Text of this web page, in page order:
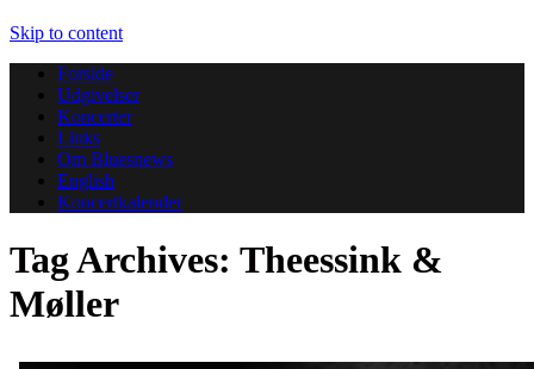
Skip to content
Forside
Udgivelser
Koncerter
Links
Om Bluesnews
English
Koncertkalender
Tag Archives: Theessink &
Møller